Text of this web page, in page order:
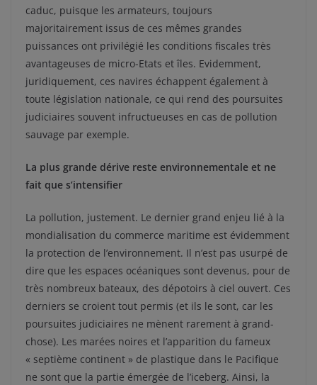
caduc, puisque les armateurs, toujours
majoritairement issus de ces mêmes grandes
puissances ont privilégié les conditions fiscales très
avantageuses de micro-Etats et îles. Evidemment,
juridiquement, ces navires échappent également à
toute législation nationale, ce qui rend des poursuites
judiciaires souvent infructueuses en cas de pollution
sauvage par exemple.
La plus grande dérive reste environnementale et ne
fait que s’intensifier
La pollution, justement. Le dernier grand enjeu lié à la
mondialisation du commerce maritime est évidemment
la protection de l’environnement. Il n’est pas usurpé de
dire que les espaces océaniques sont devenus, pour de
très nombreux bateaux, des dépotoirs à ciel ouvert. Ces
derniers se croient tout permis (et ils le sont, car les
poursuites judiciaires ne mènent rarement à grand-
chose). Les marées noires et l’apparition du fameux
« septième continent » de plastique dans le Pacifique
ne sont que la partie émergée de l’iceberg. Ainsi, la